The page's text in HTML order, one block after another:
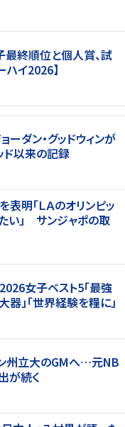
終順位と個人賞、試
イ2026】
ダン・グッドウィンが
ド以来の記録
明「ＬＡのオリンピッ
い」 サンジャポの取
女子ベスト5「最強
」「世界経験を糧に」
ン州立大のGMへ…元NB
が続く